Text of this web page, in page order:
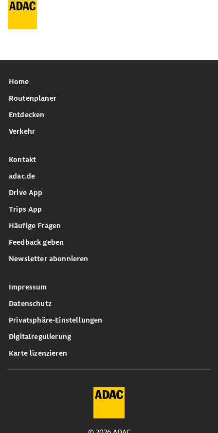
Home
Routenplaner
Entdecken
Verkehr
Kontakt
adac.de
Drive App
Trips App
Häufige Fragen
Feedback geben
Newsletter abonnieren
Impressum
Datenschutz
Privatsphäre-Einstellungen
Digitalregulierung
Karte lizenzieren